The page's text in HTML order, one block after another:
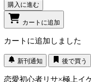
購入に進む
カートに追加
カートに追加しました
新刊通知 後で買う
恋愛初心者リサ×極上イ